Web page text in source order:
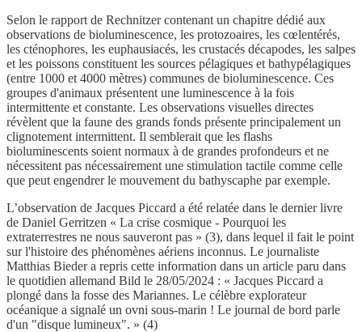
Selon le rapport de Rechnitzer contenant un chapitre dédié aux
observations de bioluminescence, les protozoaires, les cœlentérés,
les cténophores, les euphausiacés, les crustacés décapodes, les salpes
et les poissons constituent les sources pélagiques et bathypélagiques
(entre 1000 et 4000 mètres) communes de bioluminescence. Ces
groupes d'animaux présentent une luminescence à la fois
intermittente et constante. Les observations visuelles directes
révèlent que la faune des grands fonds présente principalement un
clignotement intermittent. Il semblerait que les flashs
bioluminescents soient normaux à de grandes profondeurs et ne
nécessitent pas nécessairement une stimulation tactile comme celle
que peut engendrer le mouvement du bathyscaphe par exemple.
L’observation de Jacques Piccard a été relatée dans le dernier livre
de Daniel Gerritzen « La crise cosmique - Pourquoi les
extraterrestres ne nous sauveront pas » (3), dans lequel il fait le point
sur l'histoire des phénomènes aériens inconnus. Le journaliste
Matthias Bieder a repris cette information dans un article paru dans
le quotidien allemand Bild le 28/05/2024 : « Jacques Piccard a
plongé dans la fosse des Mariannes. Le célèbre explorateur
océanique a signalé un ovni sous-marin ! Le journal de bord parle
d'un "disque lumineux". » (4)